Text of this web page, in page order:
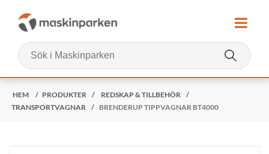
HEM / PRODUKTER / REDSKAP & TILLBEHÖR
/
TRANSPORTVAGNAR
/ BRENDERUP TIPPVAGNAR BT4000